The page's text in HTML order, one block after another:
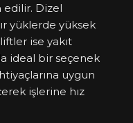
Dizel
yüklerde yüksek
ise yakıt
ideal bir seçenek
uygun
işlerine hız